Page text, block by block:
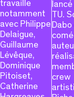
travaille
notamment
avec Philippe
Delaigue,
Guillaume
Lévêque,
Dominique
Pitoiset,
Catherine
TU.
crew